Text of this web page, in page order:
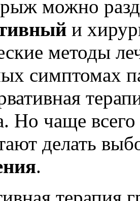
можно
и
методы
симптомах
Но чаще
делать
.